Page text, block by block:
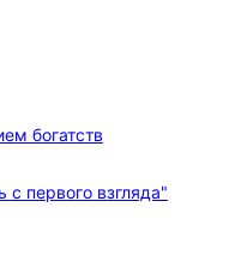
богатств